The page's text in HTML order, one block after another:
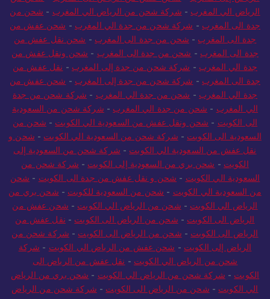
الرياض الي المغرب-شركة شحن من الرياض الي المغرب-شحن من
جدة الى المغرب -شركة شحن من جدة الي المغرب -شحن عفش من
جدة الى المغرب-شحن من جدة الى المغرب-شحن نقل عفش من
جدة الى المغرب -شحن من جدة الى المغرب- شحن ونقل عفش من
جدة الي المغرب -شركة شحن من جدة إلى المغرب -نقل عفش من
جدة الى المغرب -شركة شحن من جدة إلى المغرب -شحن عفش من
جدة الي المغرب -شحن من جدة الي المغرب- شركة شحن من جدة
الي المغرب-شحن من جدة الي المغرب-شركة شحن من السعودية
الى الكويت-شحن ونقل عفش من السعودية الي الكويت-شحن من
السعودية الى الكويت-شركة شحن من السعودية الي الكويت-شحن و
نقل عفش من السعودية الي الكويت-شركة شحن من السعودية إلى
الكويت -شحن بري من السعودية إلى الكويت-شركة شحن من
السعودية الي الكويت- شحن و نقل عفش من جدة الى الكويت-شحن
من السعودية الي الكويت-شحن من السعودية للكويت-شحن بري من
الرياض الي الكويت-شحن من الرياض الي الكويت-شحن عفش من
الرياض الى الكويت-شحن من الرياض الى الكويت-نقل عفش من
الرياض الى الكويت-شحن من الرياض الى الكويت-شركة شحن من
الرياض إلى الكويت -شحن عفش من الرياض الي الكويت-شركة
شحن من الرياض الي الكويت -نقل عفش من الرياض الى
الكويت-شركة شحن من الرياض الي الكويت-شحن بري من الرياض
الي الكويت-شحن من الرياض الى الكويت-شركة شحن من الرياض